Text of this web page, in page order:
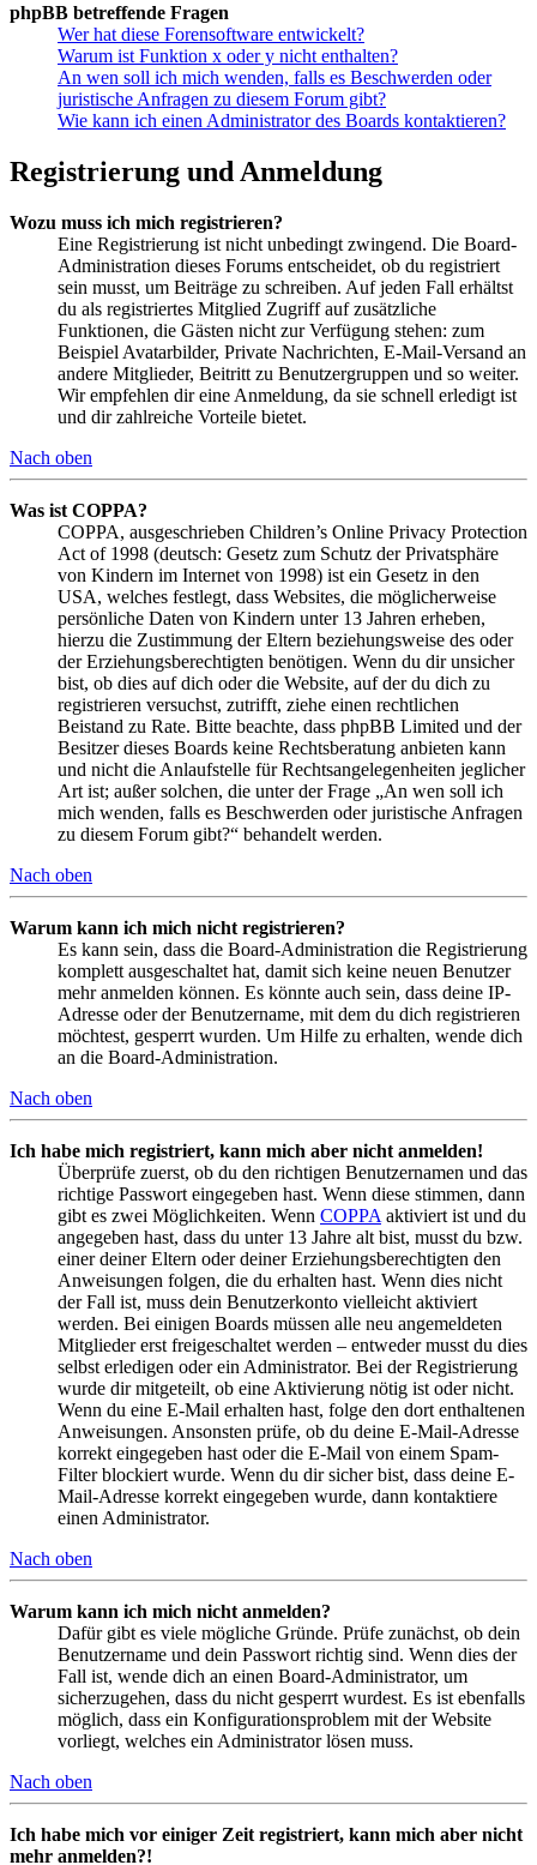
phpBB betreffende Fragen
Wer hat diese Forensoftware entwickelt?
Warum ist Funktion x oder y nicht enthalten?
An wen soll ich mich wenden, falls es Beschwerden oder
juristische Anfragen zu diesem Forum gibt?
Wie kann ich einen Administrator des Boards kontaktieren?
Registrierung und Anmeldung
Wozu muss ich mich registrieren?
Eine Registrierung ist nicht unbedingt zwingend. Die Board-
Administration dieses Forums entscheidet, ob du registriert
sein musst, um Beiträge zu schreiben. Auf jeden Fall erhältst
du als registriertes Mitglied Zugriff auf zusätzliche
Funktionen, die Gästen nicht zur Verfügung stehen: zum
Beispiel Avatarbilder, Private Nachrichten, E-Mail-Versand an
andere Mitglieder, Beitritt zu Benutzergruppen und so weiter.
Wir empfehlen dir eine Anmeldung, da sie schnell erledigt ist
und dir zahlreiche Vorteile bietet.
Nach oben
Was ist COPPA?
COPPA, ausgeschrieben Children’s Online Privacy Protection
Act of 1998 (deutsch: Gesetz zum Schutz der Privatsphäre
von Kindern im Internet von 1998) ist ein Gesetz in den
USA, welches festlegt, dass Websites, die möglicherweise
persönliche Daten von Kindern unter 13 Jahren erheben,
hierzu die Zustimmung der Eltern beziehungsweise des oder
der Erziehungsberechtigten benötigen. Wenn du dir unsicher
bist, ob dies auf dich oder die Website, auf der du dich zu
registrieren versuchst, zutrifft, ziehe einen rechtlichen
Beistand zu Rate. Bitte beachte, dass phpBB Limited und der
Besitzer dieses Boards keine Rechtsberatung anbieten kann
und nicht die Anlaufstelle für Rechtsangelegenheiten jeglicher
Art ist; außer solchen, die unter der Frage „An wen soll ich
mich wenden, falls es Beschwerden oder juristische Anfragen
zu diesem Forum gibt?“ behandelt werden.
Nach oben
Warum kann ich mich nicht registrieren?
Es kann sein, dass die Board-Administration die Registrierung
komplett ausgeschaltet hat, damit sich keine neuen Benutzer
mehr anmelden können. Es könnte auch sein, dass deine IP-
Adresse oder der Benutzername, mit dem du dich registrieren
möchtest, gesperrt wurden. Um Hilfe zu erhalten, wende dich
an die Board-Administration.
Nach oben
Ich habe mich registriert, kann mich aber nicht anmelden!
Überprüfe zuerst, ob du den richtigen Benutzernamen und das
richtige Passwort eingegeben hast. Wenn diese stimmen, dann
gibt es zwei Möglichkeiten. Wenn COPPA aktiviert ist und du
angegeben hast, dass du unter 13 Jahre alt bist, musst du bzw.
einer deiner Eltern oder deiner Erziehungsberechtigten den
Anweisungen folgen, die du erhalten hast. Wenn dies nicht
der Fall ist, muss dein Benutzerkonto vielleicht aktiviert
werden. Bei einigen Boards müssen alle neu angemeldeten
Mitglieder erst freigeschaltet werden – entweder musst du dies
selbst erledigen oder ein Administrator. Bei der Registrierung
wurde dir mitgeteilt, ob eine Aktivierung nötig ist oder nicht.
Wenn du eine E-Mail erhalten hast, folge den dort enthaltenen
Anweisungen. Ansonsten prüfe, ob du deine E-Mail-Adresse
korrekt eingegeben hast oder die E-Mail von einem Spam-
Filter blockiert wurde. Wenn du dir sicher bist, dass deine E-
Mail-Adresse korrekt eingegeben wurde, dann kontaktiere
einen Administrator.
Nach oben
Warum kann ich mich nicht anmelden?
Dafür gibt es viele mögliche Gründe. Prüfe zunächst, ob dein
Benutzername und dein Passwort richtig sind. Wenn dies der
Fall ist, wende dich an einen Board-Administrator, um
sicherzugehen, dass du nicht gesperrt wurdest. Es ist ebenfalls
möglich, dass ein Konfigurationsproblem mit der Website
vorliegt, welches ein Administrator lösen muss.
Nach oben
Ich habe mich vor einiger Zeit registriert, kann mich aber nicht
mehr anmelden?!